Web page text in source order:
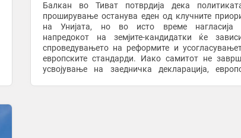
Балкан во Тиват потврдија дека
проширување останува еден од клучните
на Унијата, но во исто време нагласија
напредокот на земјите-кандидатки ќе
спроведувањето на реформите и
европските стандарди. Иако самитот не
усвојување на заедничка декларација,